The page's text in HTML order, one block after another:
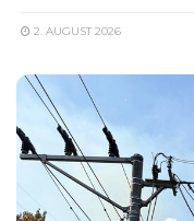
2. AUGUST 2026